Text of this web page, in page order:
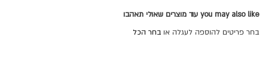
you may also like עוד מוצרים שאולי תאהבו
בחר פריטים להוספה לעגלה או בחר הכל